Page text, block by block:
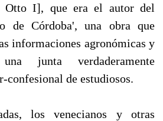
Otto I], que era el autor del
de Córdoba', una obra que
informaciones agronómicas y
junta verdaderamente
confesional de estudiosos.
los venecianos y otras